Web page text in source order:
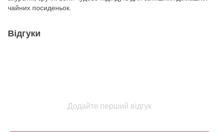
чайних посиденьок.
Відгуки
Додайте перший відгук